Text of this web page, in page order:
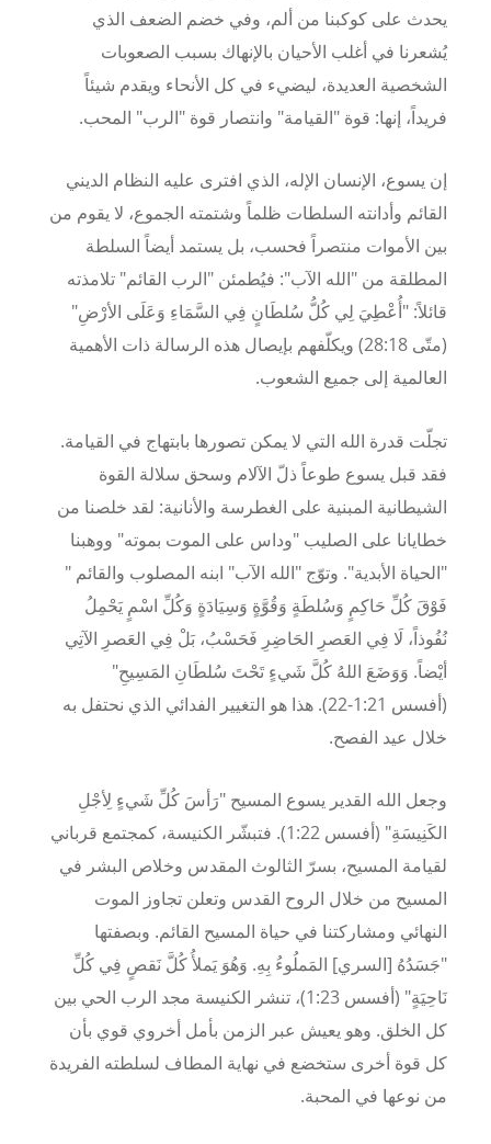
يحدث على كوكبنا من ألم، وفي خضم الضعف الذي
يُشعرنا في أغلب الأحيان بالإنهاك بسبب الصعوبات
الشخصية العديدة، ليضيء في كل الأنحاء ويقدم شيئاً
فريداً، إنها: قوة "القيامة" وانتصار قوة "الرب" المحب.
إن يسوع، الإنسان الإله، الذي افترى عليه النظام الديني
القائم وأدانته السلطات ظلماً وشتمته الجموع، لا يقوم من
بين الأموات منتصراً فحسب، بل يستمد أيضاً السلطة
المطلقة من "الله الآب": فيُطمئن "الرب القائم" تلامذته
قائلاً: "أُعْطِيَ لِي كُلُّ سُلطَانٍ فِي السَّمَاءِ وَعَلَى الأرْضِ"
(متّى 28: 18
) ويكلّفهم بإيصال هذه الرسالة ذات الأهمية
العالمية إلى جميع الشعوب.
تجلّت قدرة الله التي لا يمكن تصورها بابتهاج في القيامة.
فقد قبل يسوع طوعاً ذلّ الآلام وسحق سلالة القوة
الشيطانية المبنية على الغطرسة والأنانية: لقد خلصنا من
خطايانا على الصليب "وداس على الموت بموته" ووهبنا
"الحياة الأبدية". وتوّج "الله الآب" ابنه المصلوب والقائم "
فَوْقَ كُلِّ حَاكِمٍ وَسُلطَةٍ وَقُوَّةٍ وَسِيَادَةٍ وَكُلِّ اسْمٍ يَحْمِلُ
نُفُوذاً، لَا فِي العَصرِ الحَاضِرِ فَحَسْبُ، بَلْ فِي العَصرِ الآتِي
أيْضاً. وَوَضَعَ اللهُ كُلَّ شَيءٍ تَحْتَ سُلطَانِ المَسِيحِ"
(أفسس
1:21
-
22). هذا هو التغيير الفدائي الذي نحتفل به
خلال عيد الفصح.
وجعل الله القدير يسوع المسيح "رَأسَ كُلِّ شَيءٍ لِأجْلِ
الكَنِيسَةِ" (أفسس
1:22
). فتبشّر الكنيسة، كمجتمع قرباني
لقيامة المسيح، بسرّ الثالوث المقدس وخلاص البشر في
المسيح من خلال الروح القدس وتعلن تجاوز الموت
النهائي ومشاركتنا في حياة المسيح القائم. وبصفتها
"جَسَدُهُ [السري] المَملُوءُ بِهِ. وَهُوَ يَملأُ كُلَّ نَقصٍ فِي كُلِّ
نَاحِيَةٍ" (أفسس
1:23
)، تنشر الكنيسة مجد الرب الحي بين
كل الخلق. وهو يعيش عبر الزمن بأمل أخروي قوي بأن
كل قوة أخرى ستخضع في نهاية المطاف لسلطته الفريدة
من نوعها في المحبة.